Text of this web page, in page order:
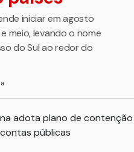
iniciar em agosto
meio, levando o nome
do Sul ao redor do